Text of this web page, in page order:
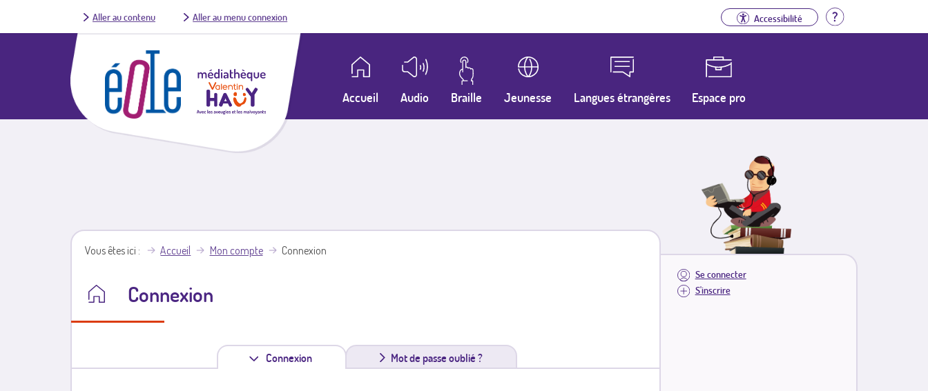
Aller au contenu Aller au menu connexion Accessibilité Aide
Accueil Audio Braille Jeunesse Langues étrangères Espace pro
Se connecter
S'inscrire
Vous êtes ici Accueil Mon compte Connexion
Connexion
Connexion Mot de passe oublié ?